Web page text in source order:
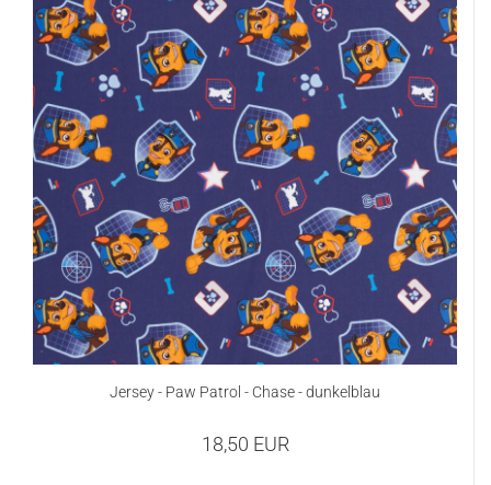
Jersey - Paw Patrol - Chase - dunkelblau
18,50 EUR